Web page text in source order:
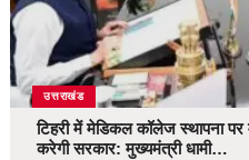
उत्तराखंड
टिहरी में मेडिकल कॉलेज स्थापना
करेगी सरकार: मुख्यमंत्री धामी…